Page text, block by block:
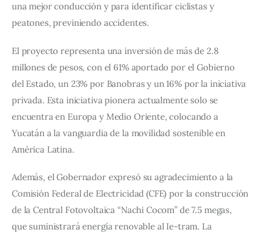
una mejor conducción y para identificar ciclistas y
peatones, previniendo accidentes.
El proyecto representa una inversión de más de 2.8
millones de pesos, con el 61% aportado por el Gobierno
del Estado, un 23% por Banobras y un 16% por la iniciativa
privada. Esta iniciativa pionera actualmente solo se
encuentra en Europa y Medio Oriente, colocando a
Yucatán a la vanguardia de la movilidad sostenible en
América Latina.
Además, el Gobernador expresó su agradecimiento a la
Comisión Federal de Electricidad (CFE) por la construcción
de la Central Fotovoltaica “Nachi Cocom” de 7.5 megas,
que suministrará energía renovable al Ie-tram. La